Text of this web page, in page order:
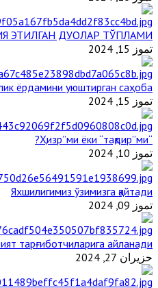
ЭТИЛГАН ДУОЛАР ТЎПЛАМИ
تموز 15, 2024
ёрдамини уюштирган саҳоба
تموز 15, 2024
“Ҳизр”ми ёки “тақдир”ми?
تموز 10, 2024
Яхшилигимиз ўзимизга қайтади
تموز 09, 2024
тарғиботчиларига айланади
حزيران 27, 2024